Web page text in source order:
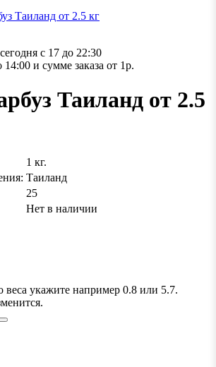
с 17 до 22:30
14:00 и сумме заказа от 1р.
Таиланд от 2.5
1 кг.
Таиланд
25
Нет в наличии
веса укажите например 0.8 или 5.7.